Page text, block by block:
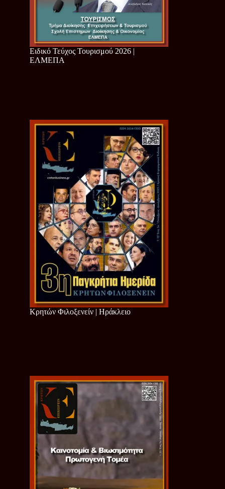
Ειδικό Τεύχος Τουρισμού 2026 |
ΕΛΜΕΠΑ
Κρητών Φιλοξενείν | Ηράκλειο